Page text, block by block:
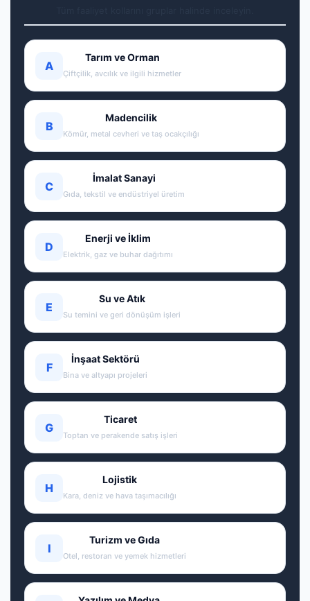
A
Tarım ve Orman
Çiftçilik, avcılık ve ilgili hizmetler
B
Madencilik
Kömür, metal cevheri ve taş ocakçılığı
C
İmalat Sanayi
Gıda, tekstil ve endüstriyel üretim
D
Enerji ve İklim
Elektrik, gaz ve buhar dağıtımı
E
Su ve Atık
Su temini ve geri dönüşüm işleri
F
İnşaat Sektörü
Bina ve altyapı projeleri
G
Ticaret
Toptan ve perakende satış işleri
H
Lojistik
Kara, deniz ve hava taşımacılığı
I
Turizm ve Gıda
Otel, restoran ve yemek hizmetleri